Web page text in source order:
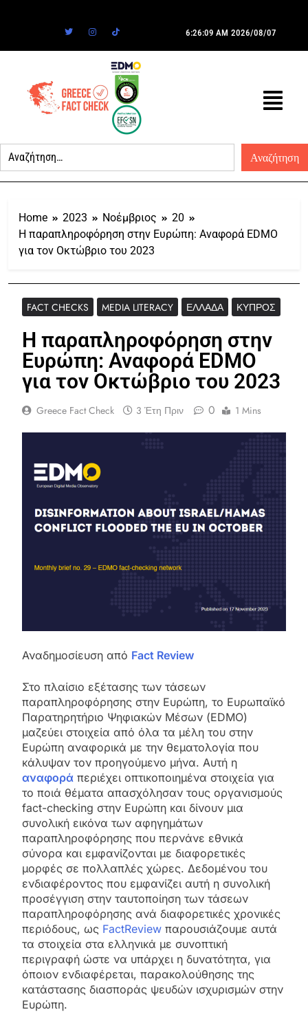
6:26:09 AM 2026/08/07
Home 2023 Νοέμβριος
20
Η παραπληροφόρηση στην Ευρώπη: Αναφορά EDMO
για τον Οκτώβριο του 2023
FACT CHECKS MEDIA LITERACY ΕΛΛΆΔΑ ΚΎΠΡΟΣ
Η παραπληροφόρηση στην
Ευρώπη: Αναφορά EDMO
για τον Οκτώβριο του 2023
Greece Fact Check 3 Έτη Πριν 0 1 Mins
Αναδημοσίευση από Fact Review
Στο πλαίσιο εξέτασης των τάσεων
παραπληροφόρησης στην Ευρώπη, το Ευρωπαϊκό
Παρατηρητήριο Ψηφιακών Μέσων (EDMO)
μαζεύει στοιχεία από όλα τα μέλη του στην
Ευρώπη αναφορικά με την θεματολογία που
κάλυψαν τον προηγούμενο μήνα. Αυτή η
αναφορά περιέχει οπτικοποιημένα στοιχεία για
το ποιά θέματα απασχόλησαν τους οργανισμούς
fact-checking στην Ευρώπη και δίνουν μια
συνολική εικόνα των αφηγημάτων
παραπληροφόρησης που περνάνε εθνικά
σύνορα και εμφανίζονται με διαφορετικές
μορφές σε πολλαπλές χώρες. Δεδομένου του
ενδιαφέροντος που εμφανίζει αυτή η συνολική
προσέγγιση στην ταυτοποίηση των τάσεων
παραπληροφόρησης ανά διαφορετικές χρονικές
περιόδους, ως FactReview παρουσιάζουμε αυτά
τα στοιχεία στα ελληνικά με συνοπτική
περιγραφή ώστε να υπάρχει η δυνατότητα, για
όποιον ενδιαφέρεται, παρακολούθησης της
κατάστασης διασποράς ψευδών ισχυρισμών στην
Ευρώπη.